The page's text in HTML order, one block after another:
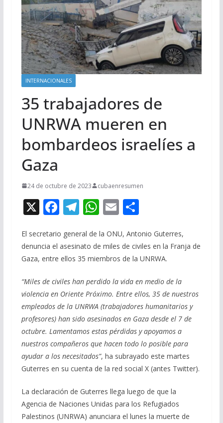
INTERNACIONALES
35 trabajadores de
UNRWA mueren en
bombardeos israelíes a
Gaza
24 de octubre de 2023 cubaenresumen
X F
e
b
o
k
T
e
gr
m
W
at
s
p
p
E
ai
l
C
m
p
ti
r
El secretario general de la ONU, Antonio Guterres,
denuncia el asesinato de miles de civiles en la Franja de
Gaza, entre ellos 35 miembros de la UNRWA.
“Miles de civiles han perdido la vida en medio de la
violencia en Oriente Próximo. Entre ellos, 35 de nuestros
empleados de la UNRWA (trabajadores humanitarios y
profesores) han sido asesinados en Gaza desde el 7 de
octubre. Lamentamos estas pérdidas y apoyamos a
nuestros compañeros que hacen todo lo posible para
ayudar a los necesitados”, ha subrayado este martes
Guterres en su cuenta de la red social X (antes Twitter).
La declaración de Guterres llega luego de que la
Agencia de Naciones Unidas para los Refugiados
Palestinos (UNRWA) anunciara el lunes la muerte de